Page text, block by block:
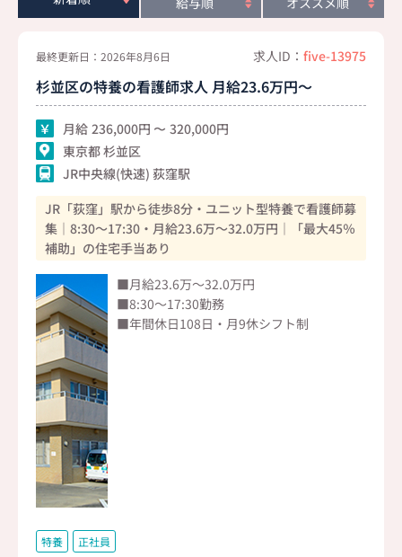
最終更新日：2026年8月6日 求人ID： five-13975
杉並区の特養の看護師求人 月給23.6万円～
月給 236,000
320,000
東京都 杉並区
JR中央線(快速) 荻窪駅
JR「荻窪」駅から徒歩8分・ユニット型特養で看護師募
集｜8:30～17:30・月給23.6万～32.0万円｜「最大45％
補助」の住宅手当あり
■月給23.6万～32.0万円
■8:30～17:30勤務
■年間休日108日・月9休シフト制
特養 正社員